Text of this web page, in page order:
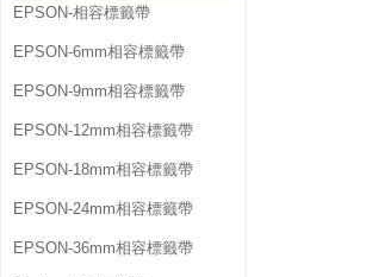
EPSON-相容標籤帶
EPSON-6mm相容標籤帶
EPSON-9mm相容標籤帶
EPSON-12mm相容標籤帶
EPSON-18mm相容標籤帶
EPSON-24mm相容標籤帶
EPSON-36mm相容標籤帶